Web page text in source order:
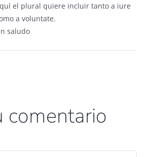
el plural quiere incluir tanto a iure
a voluntate.
saludo
comentario